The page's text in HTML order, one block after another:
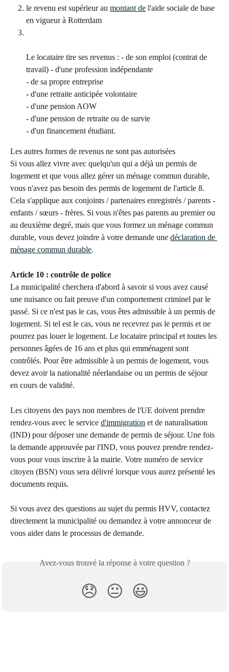
le revenu est supérieur au montant de l'aide sociale de base
en vigueur à Rotterdam
Le locataire tire ses revenus : - de son emploi (contrat de
travail) - d'une profession indépendante
- de sa propre entreprise
- d'une retraite anticipée volontaire
- d'une pension AOW
- d'une pension de retraite ou de survie
- d'un financement étudiant.
Les autres formes de revenus ne sont pas autorisées
Si vous allez vivre avec quelqu'un qui a déjà un permis de
logement et que vous allez gérer un ménage commun durable,
vous n'avez pas besoin des permis de logement de l'article 8.
Cela s'applique aux conjoints / partenaires enregistrés / parents -
enfants / sœurs - frères. Si vous n'êtes pas parents au premier ou
au deuxième degré, mais que vous formez un ménage commun
durable, vous devez joindre à votre demande une déclaration de
ménage commun durable.
Article 10 : contrôle de police
La municipalité cherchera d'abord à savoir si vous avez causé
une nuisance ou fait preuve d'un comportement criminel par le
passé. Si ce n'est pas le cas, vous êtes admissible à un permis de
logement. Si tel est le cas, vous ne recevrez pas le permis et ne
pourrez pas louer le logement. Le locataire principal et toutes les
personnes âgées de 16 ans et plus qui emménagent sont
contrôlés. Pour être admissible à un permis de logement, vous
devez avoir la nationalité néerlandaise ou un permis de séjour
en cours de validité.
Les citoyens des pays non membres de l'UE doivent prendre
rendez-vous avec le service d'immigration et de naturalisation
(IND) pour déposer une demande de permis de séjour. Une fois
la demande approuvée par l'IND, vous pouvez prendre rendez-
vous pour vous inscrire à la mairie. Votre numéro de service
citoyen (BSN) vous sera délivré lorsque vous aurez présenté les
documents requis.
Si vous avez des questions au sujet du permis HVV, contactez
directement la municipalité ou demandez à votre annonceur de
vous aider dans le processus de demande.
Avez-vous trouvé la réponse à votre question ?
😞 😐 😃